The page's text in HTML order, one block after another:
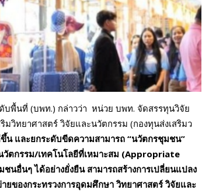
พื้นที่ (บพท.) กล่าวว่า หน่วย บพท. จัดสรรทุนวิจัย
วิทยาศาสตร์ วิจัยและนวัตกรรม (กองทุนส่งเสริมว
น และยกระดับขีดความสามารถ “นวัตกรชุมชน”
วัตกรรม/เทคโนโลยีที่เหมาะสม (Appropriate
อื่นๆ ได้อย่างยั่งยืน สามารถสร้างการเปลี่ยนแปลง
ของกระทรวงการอุดมศึกษา วิทยาศาสตร์ วิจัยและ